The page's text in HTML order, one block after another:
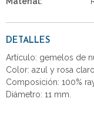
DETALLES
Artículo: gemelos de
Color: azul y rosa claro.
Composición: 100%
Diámetro: 11 mm.